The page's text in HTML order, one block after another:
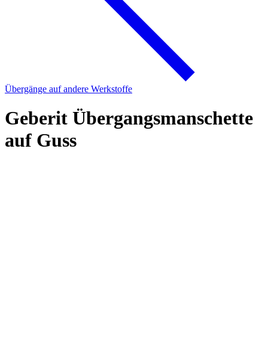
Übergänge auf andere Werkstoffe
Geberit Übergangsmanschette
auf Guss